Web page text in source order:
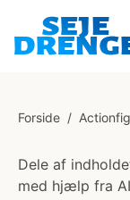
Forside /
Dele af
med hjælp fra